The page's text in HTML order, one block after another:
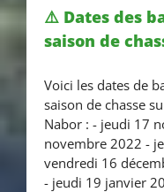
⚠️ Dates
pour la
⚠️ Dates des
saison de
Voici les dates de
saison de chasse
Nabor : - jeudi 17
novembre 2022 -
vendredi 16
- jeudi 19 janvier